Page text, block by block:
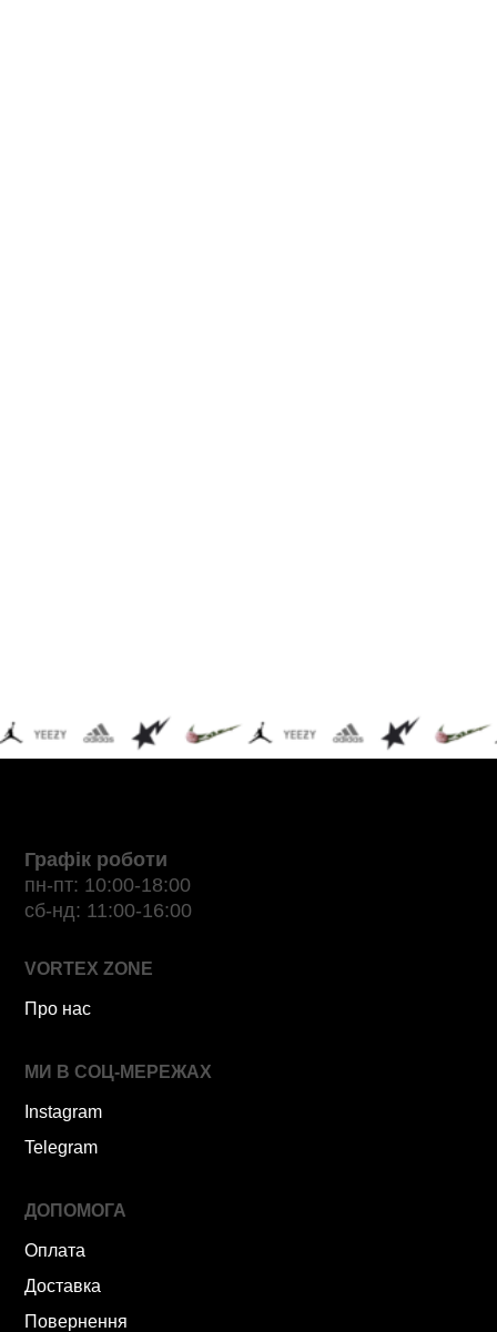
Графік роботи
пн-пт: 10:00-18:00
сб-нд: 11:00-16:00
VORTEX ZONE
Про нас
МИ В СОЦ-МЕРЕЖАХ
Instagram
Telegram
ДОПОМОГА
Оплата
Доставка
Повернення